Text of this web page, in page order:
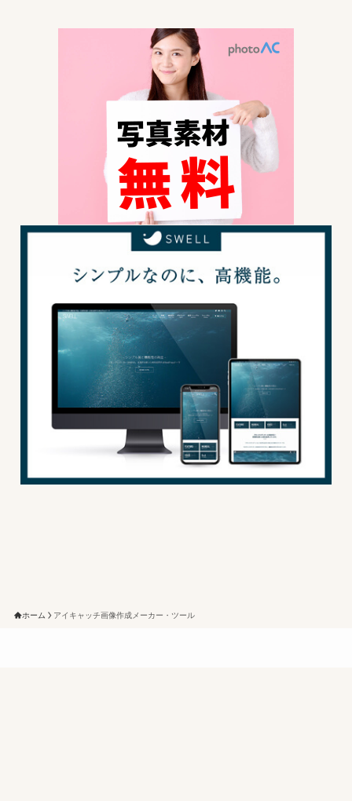
ホーム アイキャッチ画像作成メーカー・ツール